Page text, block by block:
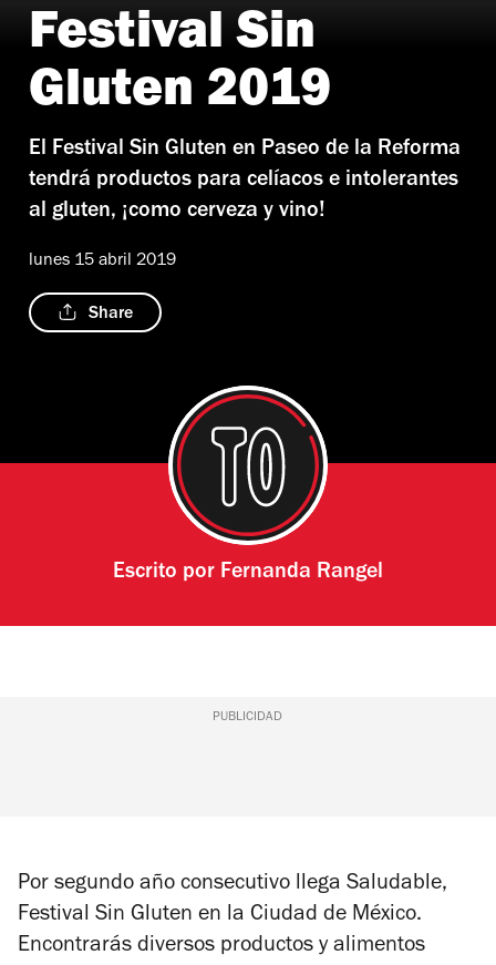
Foto: Cortesía Time London
Festival Sin
Gluten 2019
El Festival Sin Gluten en Paseo de la Reforma
tendrá productos para celíacos e intolerantes
al gluten, ¡como cerveza y vino!
lunes 15 abril 2019
Share
Escrito por Fernanda Rangel
PUBLICIDAD
Por segundo año consecutivo llega Saludable,
Festival Sin Gluten en la Ciudad de México.
Encontrarás diversos productos y alimentos